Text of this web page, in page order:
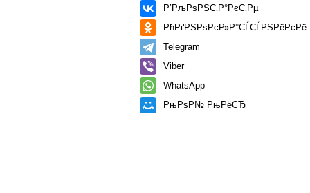
Р’РљРѕРЅС‚Р°РєС‚Рµ
РћРґРЅРѕРєР»Р°СЃСЃРЅРёРєРё
Telegram
Viber
WhatsApp
РњРѕР№ РњРёСЂ